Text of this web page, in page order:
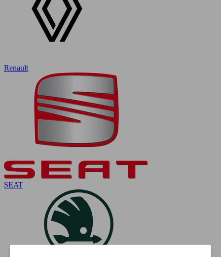
Renault
SEAT